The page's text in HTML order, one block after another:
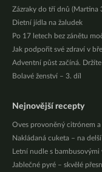
Zázraky do tří dnů (Martina
Dietní jídla na žaludek
Po 17 letech bez zánětu
Jak podpořit své zdraví v
Adventní půst začíná.
Bolavé ženství – 3. díl
Nejnovější recepty
Oves provoněný citrónem a
Nakládaná cuketa – na
Letní nudle s bambusovými
Jablečné pyré – skvělé